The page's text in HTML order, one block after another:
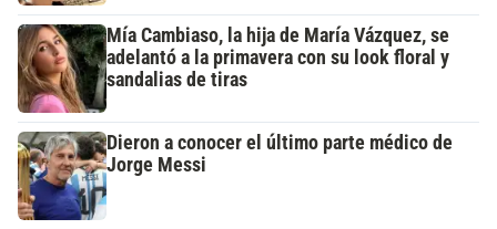
Mía Cambiaso, la hija de María Vázquez, se
adelantó a la primavera con su look floral y
sandalias de tiras
Dieron a conocer el último parte médico de
Jorge Messi